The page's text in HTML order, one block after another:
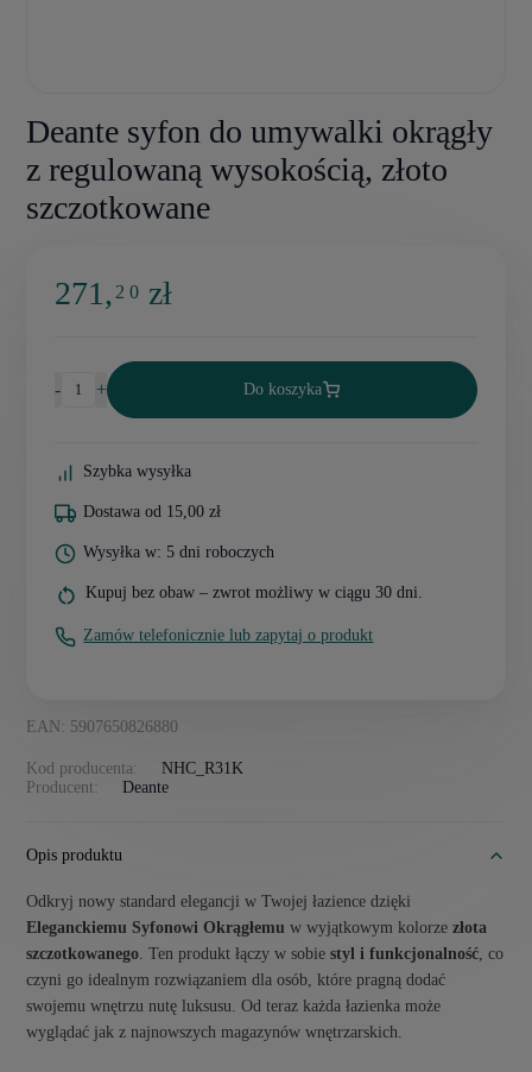
Deante syfon do umywalki okrągły
z regulowaną wysokością, złoto
szczotkowane
EAN: 5907650826880
Kod producenta:
NHC_R31K
Producent:
Deante
271,2 0 zł
- + Do koszyka
Szybka wysyłka
Dostawa od 15,00 zł
Wysyłka w: 5 dni roboczych
Kupuj bez obaw – zwrot możliwy w ciągu 30 dni.
Zamów telefonicznie lub zapytaj o produkt
Opis produktu
Odkryj nowy standard elegancji w Twojej łazience dzięki
Eleganckiemu Syfonowi Okrągłemu w wyjątkowym kolorzezłota
szczotkowanego. Ten produkt łączy w sobiestyl i funkcjonalność, co
czyni go idealnym rozwiązaniem dla osób, które pragną dodać
swojemu wnętrzu nutę luksusu. Od teraz każda łazienka może
wyglądać jak z najnowszych magazynów wnętrzarskich.